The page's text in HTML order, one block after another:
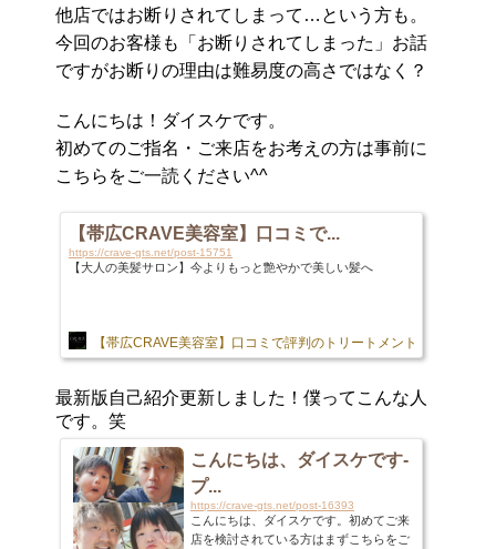
他店ではお断りされてしまって…という方も。
今回のお客様も「お断りされてしまった」お話
ですがお断りの理由は難易度の高さではなく？
こんにちは！ダイスケです。
初めてのご指名・ご来店をお考えの方は事前に
こちらをご一読ください^^
【帯広CRAVE美容室】口コミで...
https://crave-gts.net/post-15751
【大人の美髪サロン】今よりもっと艶やかで美しい髪へ
【帯広CRAVE美容室】口コミで評判のトリートメントやナチュラ
最新版自己紹介更新しました！僕ってこんな人
です。笑
こんにちは、ダイスケです-
プ...
https://crave-gts.net/post-16393
こんにちは、ダイスケです。初めてご来
店を検討されている方はまずこちらをご